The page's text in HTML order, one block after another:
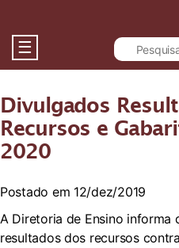
☰
Divulgados
Recursos e
2020
Postado em 12/dez/2019
A Diretoria de Ensino informa
resultados dos recursos